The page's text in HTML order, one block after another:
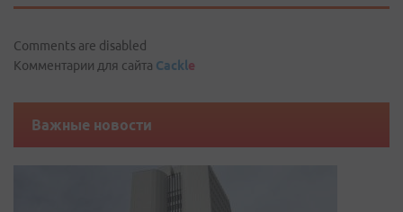
Comments are disabled
Комментарии для сайта Cackle
Важные новости